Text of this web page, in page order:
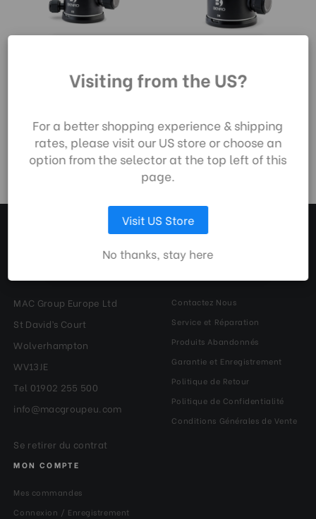
Plateau PU70
Plateau PU70
MAC Group Europe Ltd
St David’s Court
Wolverhampton
WV13JE
Tel 01902 255 500
info@macgroupeu.com
Se retirer du contrat
Contactez Nous
Service et Réparation
Produits Abandonnés
Garantie et Enregistrement
Politique de Retour
Politique de Confidentialité
Conditions Générales de Vente
MON COMPTE
Mes commandes
Connexion / Enregistrement
En utilisant notre site
web, vous acceptez la
telle que décrite dans
notreAvis de
Confidentialité.
LAISSEZ MOI CHOISIR
ACCEPTER TOUS LES COOKIES
Visiting from the US?
For a better shopping experience & shipping
rates, please visit our US store or choose an
option from the selector at the top left of this
page.
Visit US Store
No thanks, stay here